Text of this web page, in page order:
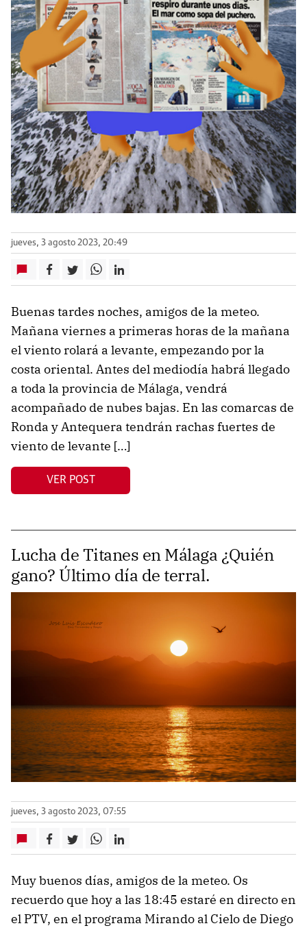
jueves, 3 agosto 2023, 20:49
Buenas tardes noches, amigos de la meteo.
Mañana viernes a primeras horas de la mañana
el viento rolará a levante, empezando por la
costa oriental. Antes del mediodía habrá llegado
a toda la provincia de Málaga, vendrá
acompañado de nubes bajas. En las comarcas de
Ronda y Antequera tendrán rachas fuertes de
viento de levante […]
VER POST
Lucha de Titanes en Málaga ¿Quién
gano? Último día de terral.
jueves, 3 agosto 2023, 07:55
Muy buenos días, amigos de la meteo. Os
recuerdo que hoy a las 18:45 estaré en directo en
el PTV, en el programa Mirando al Cielo de Diego